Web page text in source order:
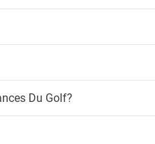
Du Golf?